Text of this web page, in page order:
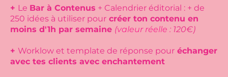
+ Le Bar à Contenus + Calendrier éditorial : + de
250 idées à utiliser pour créer ton contenu en
moins d'1h par semaine (valeur réelle : 120€)
+ Worklow et template de réponse pour échanger
avec tes clients avec enchantement